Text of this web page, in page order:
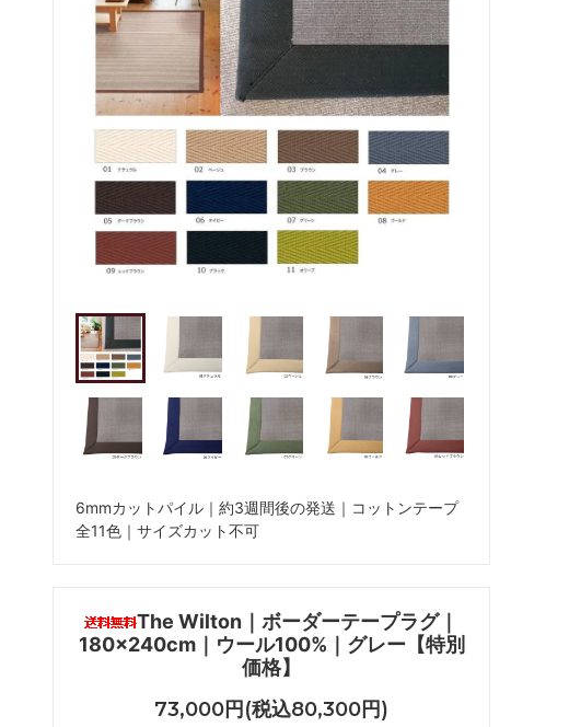
6mmカットパイル｜約3週間後の発送｜コットンテープ
全11色｜サイズカット不可
The Wilton｜ボーダーテープラグ｜
180×240cm｜ウール100%｜グレー【特別
価格】
73,000円(税込80,300円)